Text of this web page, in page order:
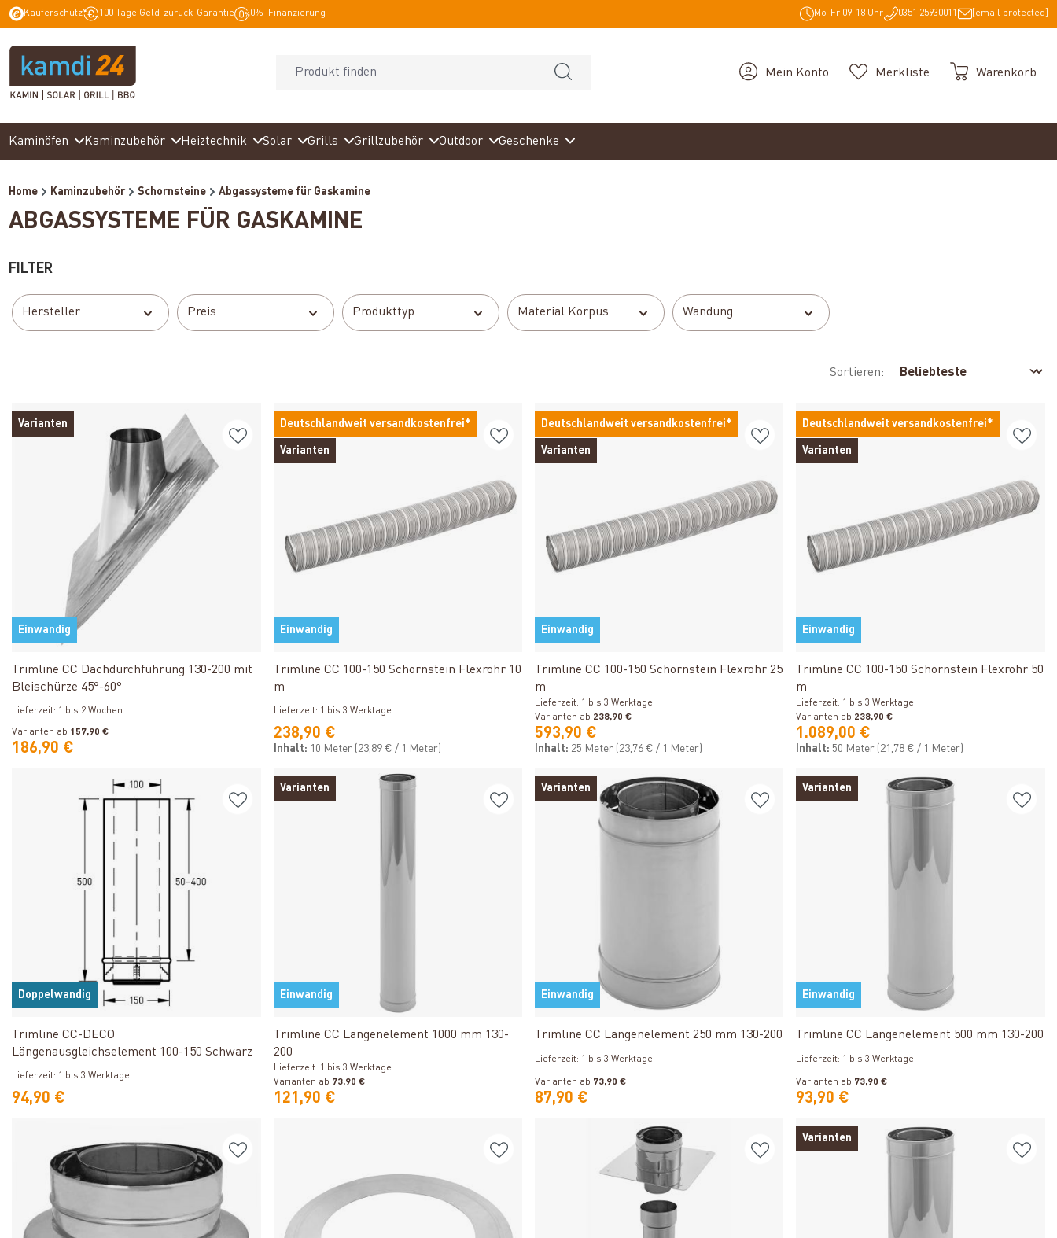
Zur Hauptnavigation springen
Käuferschutz 100 Tage Geld-zurück-Garantie 0%–Finanzierung Mo-Fr 09-18 Uhr 0351 25930011 [email protected]
Mein Konto Merkliste Warenkorb
Kaminöfen Kaminzubehör Heiztechnik Solar Grills Grillzubehör Outdoor Geschenke
Home Kaminzubehör Schornsteine Abgassysteme für Gaskamine
ABGASSYSTEME FÜR GASKAMINE
FILTER
Hersteller Preis Produkttyp Material Korpus Wandung
Sortieren:
Varianten
Einwandig
Trimline CC Dachdurchführung 130-200 mit
Bleischürze 45°-60°
Lieferzeit: 1 bis 2 Wochen
Varianten ab 157,90 €
186,90 €
Deutschlandweit versandkostenfrei*
Varianten
Einwandig
Trimline CC 100-150 Schornstein Flexrohr 10
m
Lieferzeit: 1 bis 3 Werktage
238,90 €
Inhalt: 10 Meter (23,89 € / 1 Meter)
Deutschlandweit versandkostenfrei*
Varianten
Einwandig
Trimline CC 100-150 Schornstein Flexrohr 25
m
Lieferzeit: 1 bis 3 Werktage
Varianten ab 238,90 €
593,90 €
Inhalt: 25 Meter (23,76 € / 1 Meter)
Deutschlandweit versandkostenfrei*
Varianten
Einwandig
Trimline CC 100-150 Schornstein Flexrohr 50
m
Lieferzeit: 1 bis 3 Werktage
Varianten ab 238,90 €
1.089,00 €
Inhalt: 50 Meter (21,78 € / 1 Meter)
Doppelwandig
Produkt ansehen
Trimline CC-DECO
Längenausgleichselement 100-150 Schwarz
Lieferzeit: 1 bis 3 Werktage
94,90 €
Varianten
Einwandig
Produkt ansehen
Trimline CC Längenelement 1000 mm 130-
200
Lieferzeit: 1 bis 3 Werktage
Varianten ab 73,90 €
121,90 €
Varianten
Einwandig
Produkt ansehen
Trimline CC Längenelement 250 mm 130-200
Lieferzeit: 1 bis 3 Werktage
Varianten ab 73,90 €
87,90 €
Varianten
Einwandig
Produkt ansehen
Trimline CC Längenelement 500 mm 130-200
Lieferzeit: 1 bis 3 Werktage
Varianten ab 73,90 €
93,90 €
Varianten